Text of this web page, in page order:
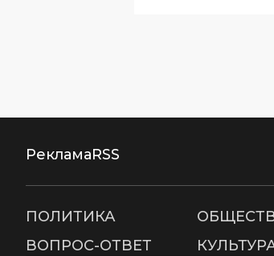
РекламаRSS
ПОЛИТИКА
ВОПРОС-ОТВЕТ